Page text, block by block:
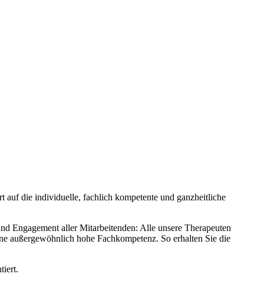
auf die individuelle, fachlich kompetente und ganzheitliche
Engagement aller Mitarbeitenden: Alle unsere Therapeuten
außergewöhnlich hohe Fachkompetenz. So erhalten Sie die